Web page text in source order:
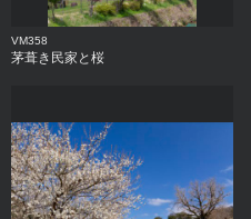
VM358
茅葺き民家と桜